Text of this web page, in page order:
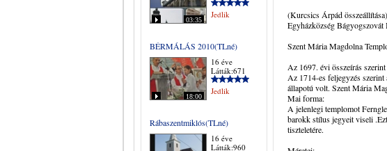
03:35
Jedlik
BÉRMÁLÁS 2010(TLné)
18:00
16 éve
Látták:671
Jedlik
Rábaszentmiklós(TLné)
16 éve
Látták:960
(Kurcsics Árpád összeállítása)
Egyházközség Bágyogszovát
Szent Mária Magdolna
Az 1697. évi összeírás
Az 1714-es feljegyzés
állapotú volt. Szent Mária
Mai forma:
A jelenlegi templomot
barokk stílus jegyeit viseli
tiszteletére.